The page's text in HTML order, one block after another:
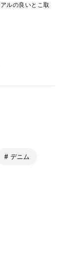
ルの良いとこ取
# デニム